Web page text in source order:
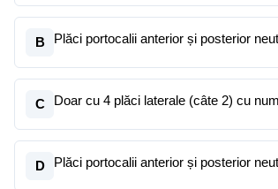
B Plăci portocalii anterior și posterior
C Doar cu 4 plăci laterale (câte 2) cu
D Plăci portocalii anterior și posterior